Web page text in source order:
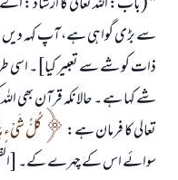
سے بڑی گواہی ہے، آپ کہہ دیں:
ذات کو شے سے تعبیر کیا]۔ اسی
شے کہا ہے ۔ حالانکہ قرآن بھی
تعالی کا فرمان ہے:
كُلُّ شَيْءٍ
سوائے اس کے چہرے کے۔ [القصص: